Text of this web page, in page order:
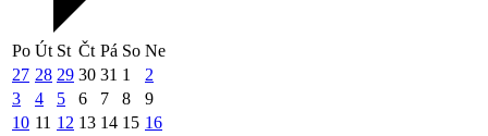
Po Út St Čt Pá So Ne
27 28 29 30 31 1
2
3
4 5 6 7 8
9
10 11 12 13 14 15 16